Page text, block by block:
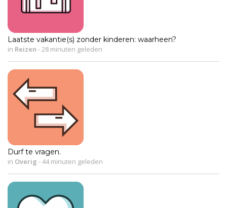
Laatste vakantie(s) zonder kinderen: waarheen?
in Reizen - 28 minuten geleden
Durf te vragen.
in Overig -44 minuten geleden